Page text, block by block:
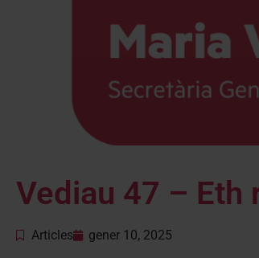
Vediau 47 – Eth
Articles gener 10, 2025